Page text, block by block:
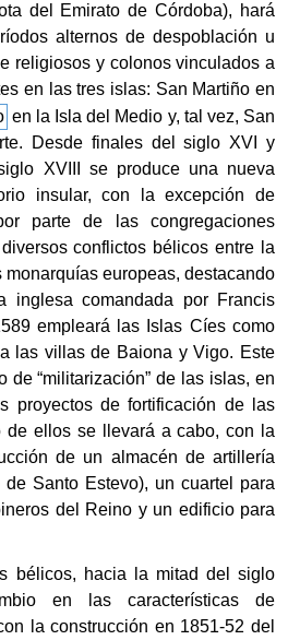
del Emirato de Córdoba), hará
alternos de despoblación u
religiosos y colonos vinculados a
en las tres islas: San Martiño en
en la Isla del Medio y, tal vez, San
Desde finales del siglo XVI y
XVIII se produce una nueva
insular, con la excepción de
parte de las congregaciones
conflictos bélicos entre la
europeas, destacando
inglesa comandada por Francis
empleará las Islas Cíes como
las villas de Baiona y Vigo. Este
de “militarización” de las islas, en
proyectos de fortificación de las
de ellos se llevará a cabo, con la
de un almacén de artillería
Santo Estevo), un cuartel para
del Reino y un edificio para
bélicos, hacia la mitad del siglo
en las características de
la construcción en 1851-52 del